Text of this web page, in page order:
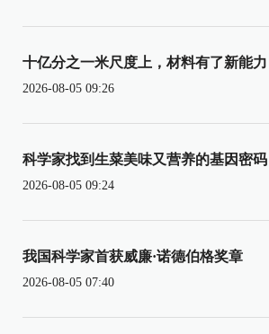
十亿分之一米尺度上，材料有了新能力
2026-08-05 09:26
科学家找到生菜美味又营养的基因密码
2026-08-05 09:24
我国科学家首获威廉·诺德伯格奖章
2026-08-05 07:40